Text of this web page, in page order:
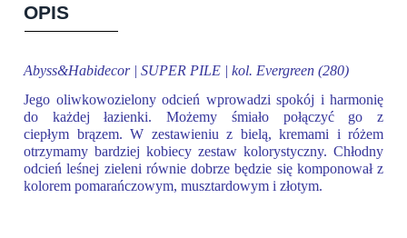
OPIS
Abyss&Habidecor | SUPER PILE | kol. Evergreen (280)
Jego oliwkowozielony odcień wprowadzi spokój i harmonię
do każdej łazienki. Możemy śmiało połączyć go z
ciepłym brązem. W zestawieniu z bielą, kremami i różem
otrzymamy bardziej kobiecy zestaw kolorystyczny. Chłodny
odcień leśnej zieleni równie dobrze będzie się komponował z
kolorem pomarańczowym, musztardowym i złotym.